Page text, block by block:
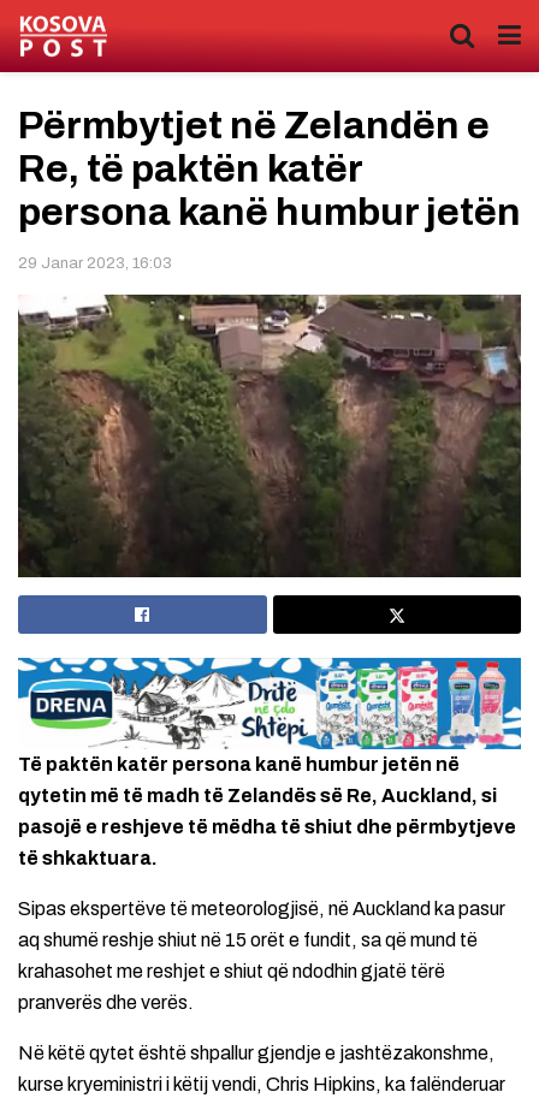
Përmbytjet në Zelandën e
Re, të paktën katër
persona kanë humbur jetën
29 Janar 2023, 16:03
Të paktën katër persona kanë humbur jetën në
qytetin më të madh të Zelandës së Re, Auckland, si
pasojë e reshjeve të mëdha të shiut dhe përmbytjeve
të shkaktuara.
Sipas ekspertëve të meteorologjisë, në Auckland ka pasur
aq shumë reshje shiut në 15 orët e fundit, sa që mund të
krahasohet me reshjet e shiut që ndodhin gjatë tërë
pranverës dhe verës.
Në këtë qytet është shpallur gjendje e jashtëzakonshme,
kurse kryeministri i këtij vendi, Chris Hipkins, ka falënderuar